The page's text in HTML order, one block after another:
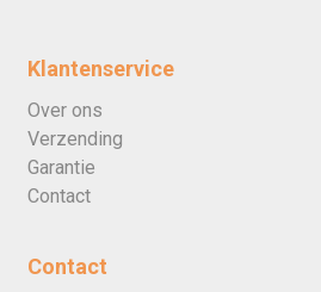
Klantenservice
Over ons
Verzending
Garantie
Contact
Contact